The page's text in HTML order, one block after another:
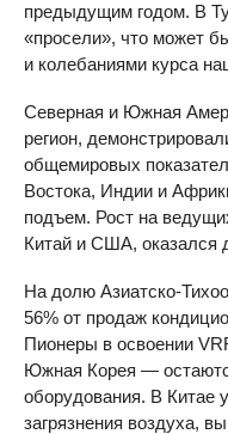
предыдущим годом. В
«просели», что может
и колебаниями курса
Северная и Южная
регион,
общемировых
Востока, Индии и
подъем. Рост на
Китай и США, оказался
На долю Азиатско-
56% от продаж
Пионеры в освоении
Южная Корея —
оборудования. В Китае
загрязнения воздуха,